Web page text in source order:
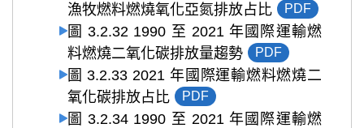
漁牧燃料燃燒氧化亞氮排放占比
PDF
圖 3.2.32 1990 至 2021 年國際運輸燃
料燃燒二氧化碳排放量趨勢
PDF
圖 3.2.33 2021 年國際運輸燃料燃燒二
氧化碳排放占比
PDF
圖 3.2.34 1990 至 2021 年國際運輸燃